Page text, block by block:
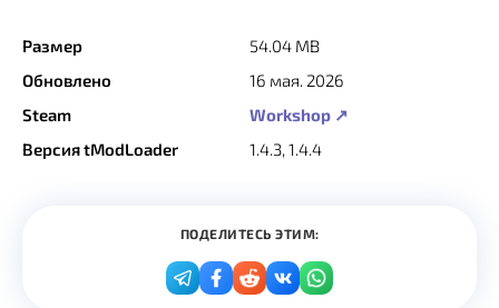
Размер
54.04 MB
Обновлено
16 мая. 2026
Steam
Workshop ↗
Версия tModLoader
1.4.3, 1.4.4
ПОДЕЛИТЕСЬ ЭТИМ: